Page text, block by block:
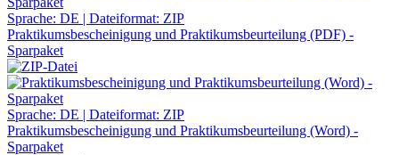
Sprache: DE | Dateiformat: ZIP
Praktikumsbescheinigung und Praktikumsbeurteilung (PDF) -
Sparpaket
Sprache: DE | Dateiformat: ZIP
Praktikumsbescheinigung und Praktikumsbeurteilung (Word) -
Sparpaket